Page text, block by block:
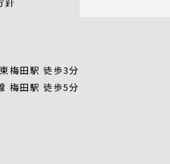
梅田駅 徒歩3分
梅田駅 徒歩5分